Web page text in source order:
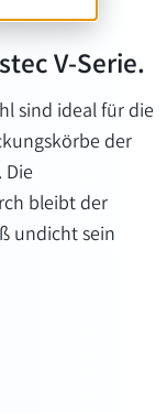
V-Serie.
sind ideal für die
der
bleibt der
undicht sein